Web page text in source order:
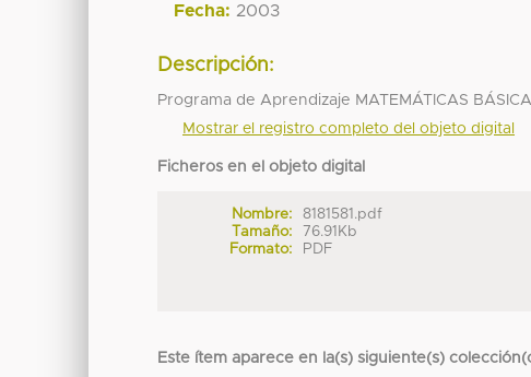
Fecha: 2003
Descripción:
Programa de Aprendizaje MATEMÁTICAS
Mostrar el registro completo del objeto digital
Ficheros en el objeto digital
Nombre:
8181581.pdf
Tamaño:
76.91Kb
Formato:
PDF
Este ítem aparece en la(s) siguiente(s)